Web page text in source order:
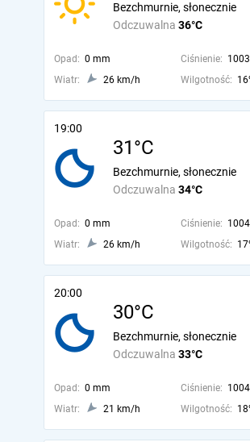
Odczuwalna 36°C
Bezchmurnie, słonecznie
Opad: 0 mm Ciśnienie:
Wiatr:
26 km/h Wilgotność:
19:00
31°C
Odczuwalna 34°C
Bezchmurnie, słonecznie
Opad: 0 mm Ciśnienie:
Wiatr:
26 km/h Wilgotność:
20:00
30°C
Odczuwalna 33°C
Bezchmurnie, słonecznie
Opad: 0 mm Ciśnienie:
Wiatr:
21 km/h Wilgotność: